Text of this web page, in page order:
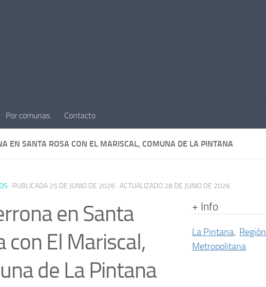
Por comunas Contacto
EN SANTA ROSA CON EL MARISCAL, COMUNA DE LA PINTANA
· PUBLICADA 25 DE JUNIO DE 2026 · ACTUALIZADO 28 DE JUNIO DE 2026
en Santa
con El Mariscal,
de La Pintana
+ Info
La Pintana, Región
Metropolitana